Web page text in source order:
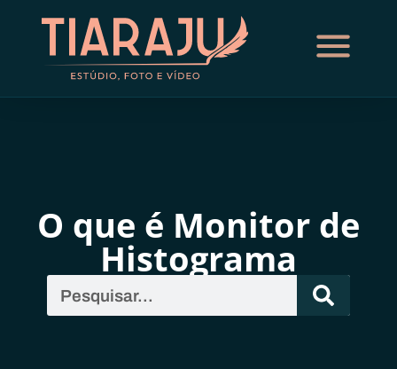
O que é Monitor de
Histograma